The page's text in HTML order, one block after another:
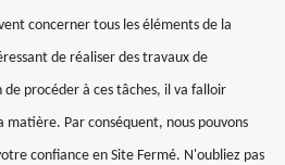
concerner tous les éléments de la
de réaliser des travaux de
procéder à ces tâches, il va falloir
matière. Par conséquent, nous pouvons
confiance en Site Fermé. N'oubliez pas